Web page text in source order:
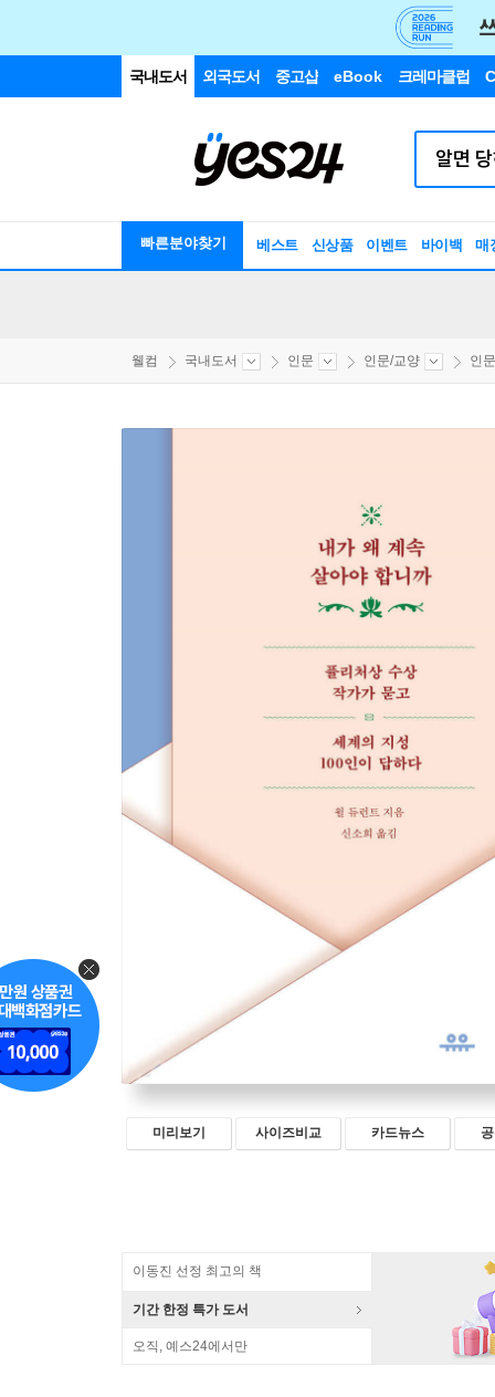
국내도서 외국도서 중고샵 eBook 크레마클럽
빠른분야찾기 베스트 신상품 이벤트 바이백 매
웰컴 국내도서 인문 인문/교양 인
미리보기 사이즈비교 카드뉴스
이동진 선정 최고의 책
기간 한정 특가 도서
오직, 예스24에서만